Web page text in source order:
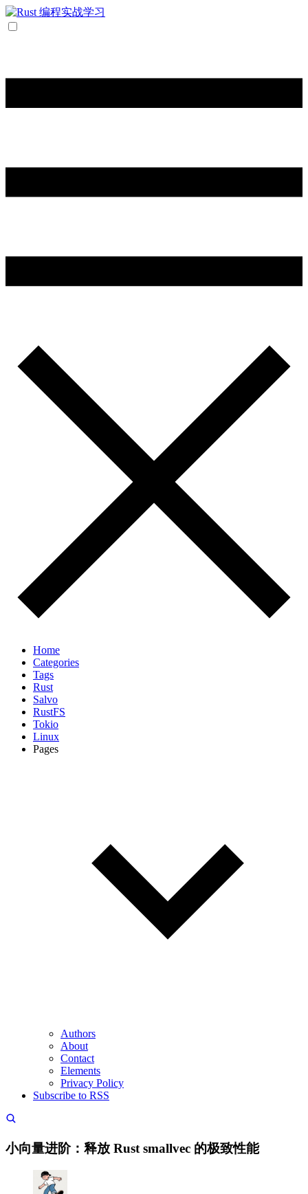
Home
Categories
Tags
Rust
Salvo
RustFS
Tokio
Linux
Pages
Authors
About
Contact
Elements
Privacy Policy
Subscribe to RSS
小向量进阶：释放 Rust smallvec 的极致性能